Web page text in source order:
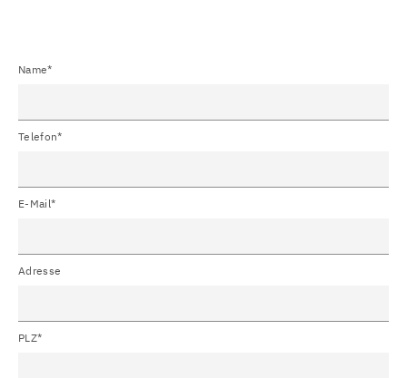
Name*
Telefon*
E-Mail*
Adresse
PLZ*